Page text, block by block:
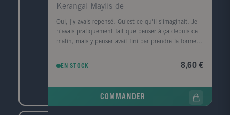
Kerangal Maylis de
Oui, j'y avais repensé. Qu'est-ce qu'il s'imaginait. Je
n'avais pratiquement fait que penser à ça depuis ce
matin, mais y penser avait fini par prendre la forme
conteneurs." Le corps d'un homme est retrouvé au
police, elle prend le train pour Le Havre, ville de son
EN STOCK 8,60 €
COMMANDER